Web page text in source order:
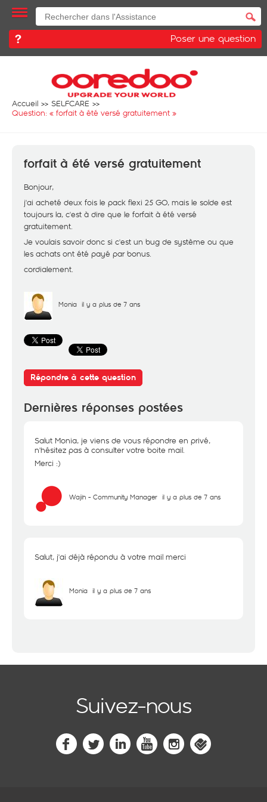
Poser une question
Accueil
SELFCARE
Question: « forfait à été versé gratuitement »
forfait à été versé gratuitement
Bonjour,
j'ai acheté deux fois le pack flexi 25 GO, mais le solde est
toujours la, c'est à dire que le forfait à été versé
gratuitement.
Je voulais savoir donc si c'est un bug de système ou que
les achats ont été payé par bonus.
cordialement.
Monia il y a plus de 7 ans
Répondre à cette question
Dernières réponses postées
Salut Monia, je viens de vous répondre en privé,
n'hésitez pas à consulter votre boite mail.
Merci :)
Wajih - Community Manager il y a plus de 7 ans
Salut, j'ai déjà répondu à votre mail merci
Monia il y a plus de 7 ans
Suivez-nous